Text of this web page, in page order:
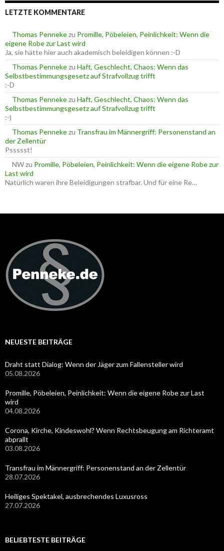
n
e
n
c
h
:
LETZTE KOMMENTARE
Thomas Pennekezu Promille, Pöbeleien, Peinlichkeit: Wenn die
eigene Robe zur Last wird
Ja, sie hätte hier auch akademisch beleidigen können :-D
Thomas Pennekezu Haft, Geschlecht, Chaos: Wenn das
Selbstbestimmungsgesetz auf Strafvollzug trifft
:-D
Thomas Pennekezu Haft, Geschlecht, Chaos: Wenn das
Selbstbestimmungsgesetz auf Strafvollzug trifft
:-)
Thomas Pennekezu Transfrau im Männergriff: Personenstand an
der Zellentür
Pssssst!
NWzu Promille, Pöbeleien, Peinlichkeit: Wenn die eigene Robe zur
Last wird
Natürlich waren ihre Beleidigungen strafbar. Und für eine Re…
NEUESTE BEITRÄGE
Draht statt Dialog: Wenn der Jäger zum Fallensteller wird
05.08.2026
Promille, Pöbeleien, Peinlichkeit: Wenn die eigene Robe zur Last
wird
04.08.2026
Corona, Kirche, Kindeswohl? Wenn Rechtsbeugung am Richteramt
abprallt
03.08.2026
Transfrau im Männergriff: Personenstand an der Zellentür
28.07.2026
Heiliges Spektakel, ausbrechendes Luxusross
27.07.2026
BELIEBTESTE BEITRÄGE